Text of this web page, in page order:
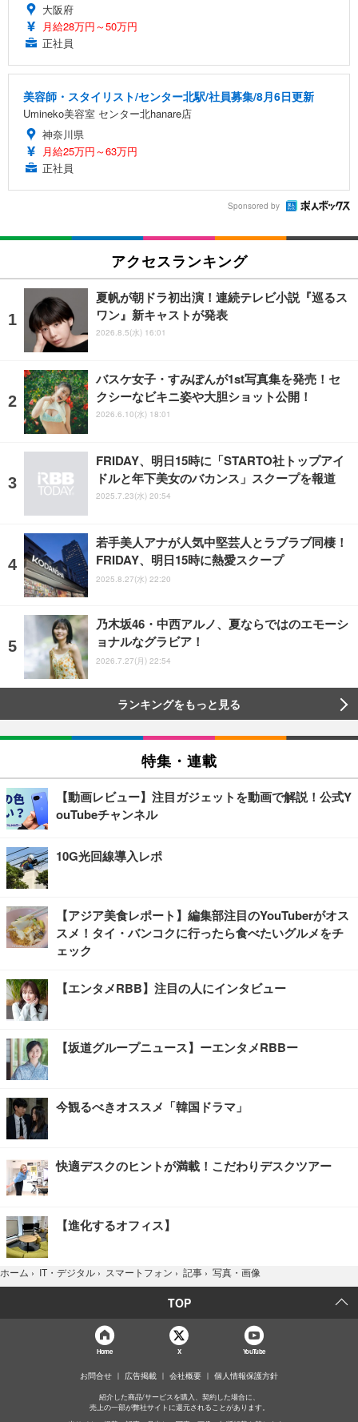
大阪府
月給28万円～50万円
正社員
美容師・スタイリスト/センター北駅/社員募集/8月6日更新
Umineko美容室 センター北hanare店
神奈川県
月給25万円～63万円
正社員
Sponsored by
アクセスランキング
夏帆が朝ドラ初出演！連続テレビ小説『巡るス
ワン』新キャストが発表
2026.8.5(水) 16:01
バスケ女子・すみぽんが1st写真集を発売！セ
クシーなビキニ姿や大胆ショット公開！
2026.6.10(水) 18:01
FRIDAY、明日15時に「STARTO社トップアイ
ドルと年下美女のバカンス」スクープを報道
2025.7.23(水) 20:54
若手美人アナが人気中堅芸人とラブラブ同棲！
FRIDAY、明日15時に熱愛スクープ
2025.8.27(水) 22:20
乃木坂46・中西アルノ、夏ならではのエモーシ
ョナルなグラビア！
2026.7.27(月) 22:54
ランキングをもっと見る
特集・連載
【動画レビュー】注目ガジェットを動画で解説！公式Y
ouTubeチャンネル
10G光回線導入レポ
【アジア美食レポート】編集部注目のYouTuberがオス
スメ！タイ・バンコクに行ったら食べたいグルメをチ
ェック
【エンタメRBB】注目の人にインタビュー
【坂道グループニュース】ーエンタメRBBー
今観るべきオススメ「韓国ドラマ」
快適デスクのヒントが満載！こだわりデスクツアー
【進化するオフィス】
ホーム › IT・デジタル › スマートフォン › 記事 › 写真・画像
TOP
Home X YouTube
お問合せ 広告掲載 会社概要 個人情報保護方針
紹介した商品/サービスを購入、契約した場合に、
売上の一部が弊社サイトに還元されることがあります。